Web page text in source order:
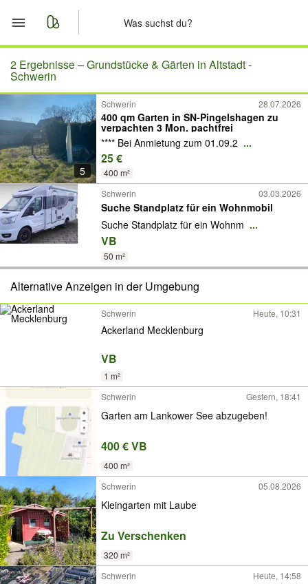
Start
Merkliste
Nachrichten
Anzeige aufgeben
2 Ergebnisse –Grundstücke & Gärten in Altstadt -
Schwerin
5
Schwerin 28.07.2026
400 qm Garten in SN-Pingelshagen zu
verpachten 3 Mon. pachtfrei
**** Bei Anmietung zum 01.09.2 ...
25 €
400 m²
Schwerin
03.03.2026
Suche Standplatz für ein Wohnmobil
Suche Standplatz für ein Wohnm ...
VB
50 m²
Alternative Anzeigen in der Umgebung
Schwerin Heute, 10:31
Ackerland Mecklenburg
VB
1 m²
Schwerin
Gestern, 18:41
Garten am Lankower See abzugeben!
400 € VB
400 m²
Schwerin
05.08.2026
Kleingarten mit Laube
Zu Verschenken
320 m²
Schwerin
Heute, 14:58